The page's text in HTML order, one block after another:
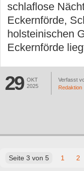
schlaflose
Eckernförde,
holsteinischen
Eckernförde
29 OKT
2025
Verfasst
Redaktion
Seite 3 von 5 1 2